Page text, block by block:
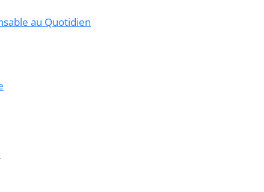
au Quotidien